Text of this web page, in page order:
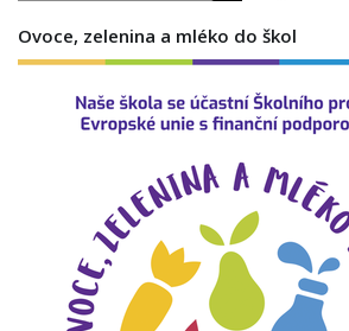
Ovoce, zelenina a mléko do škol